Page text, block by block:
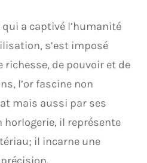
qui a captivé l’humanité
s’est imposé
richesse, de pouvoir et de
l’or fascine non
mais aussi par ses
horlogerie, il représente
il incarne une